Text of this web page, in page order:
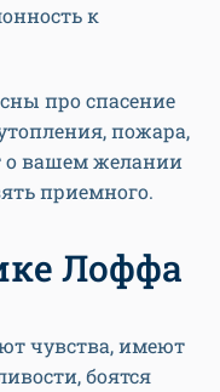
к
про спасение
пожара,
о вашем желании
приемного.
Лоффа
чувства, имеют
боятся